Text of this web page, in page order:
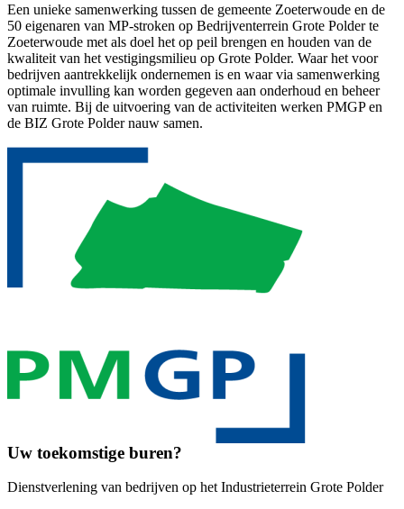
Een unieke samenwerking tussen de gemeente Zoeterwoude en de
50 eigenaren van MP-stroken op Bedrijventerrein Grote Polder te
Zoeterwoude met als doel het op peil brengen en houden van de
kwaliteit van het vestigingsmilieu op Grote Polder. Waar het voor
bedrijven aantrekkelijk ondernemen is en waar via samenwerking
optimale invulling kan worden gegeven aan onderhoud en beheer
van ruimte. Bij de uitvoering van de activiteiten werken PMGP en
de BIZ Grote Polder nauw samen.
Uw toekomstige buren?
Dienstverlening van bedrijven op het Industrieterrein Grote Polder